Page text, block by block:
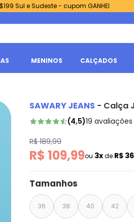
Sul e Sudeste - cupom GANHEI
MENINOS CALÇADOS
SAWARY JEANS - Calça
(4,5)19 avaliações
R$ 189,99
R$ 109,99ou 3xde R$
Tamanhos
36 38 40 42